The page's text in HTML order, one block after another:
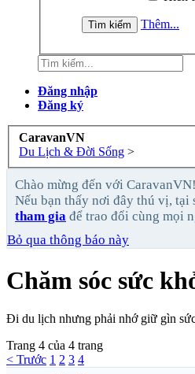
Thêm...
Đăng nhập
Đăng ký
CaravanVN
Du Lịch & Đời Sống >
Chào mừng đến với CaravanVN!
Nếu bạn thấy nơi đây thú vị, tại
tham gia để trao đổi cùng mọi
Bỏ qua thông báo này
Chăm sóc sức
Đi du lịch nhưng phải nhớ giữ gìn
Trang 4 của 4 trang
< Trước 1 2 3 4